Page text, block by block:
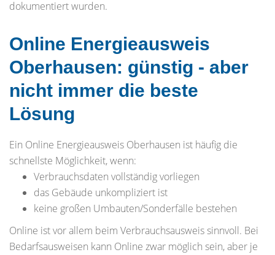
dokumentiert wurden.
Online Energieausweis
Oberhausen: günstig - aber
nicht immer die beste
Lösung
Ein Online Energieausweis Oberhausen ist häufig die
schnellste Möglichkeit, wenn:
Verbrauchsdaten vollständig vorliegen
das Gebäude unkompliziert ist
keine großen Umbauten/Sonderfälle bestehen
Online ist vor allem beim Verbrauchsausweis sinnvoll. Bei
Bedarfsausweisen kann Online zwar möglich sein, aber je